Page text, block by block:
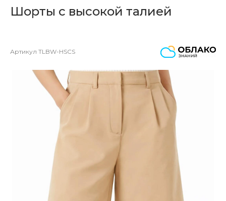
Шорты с высокой талией
Артикул TLBW-HSCS